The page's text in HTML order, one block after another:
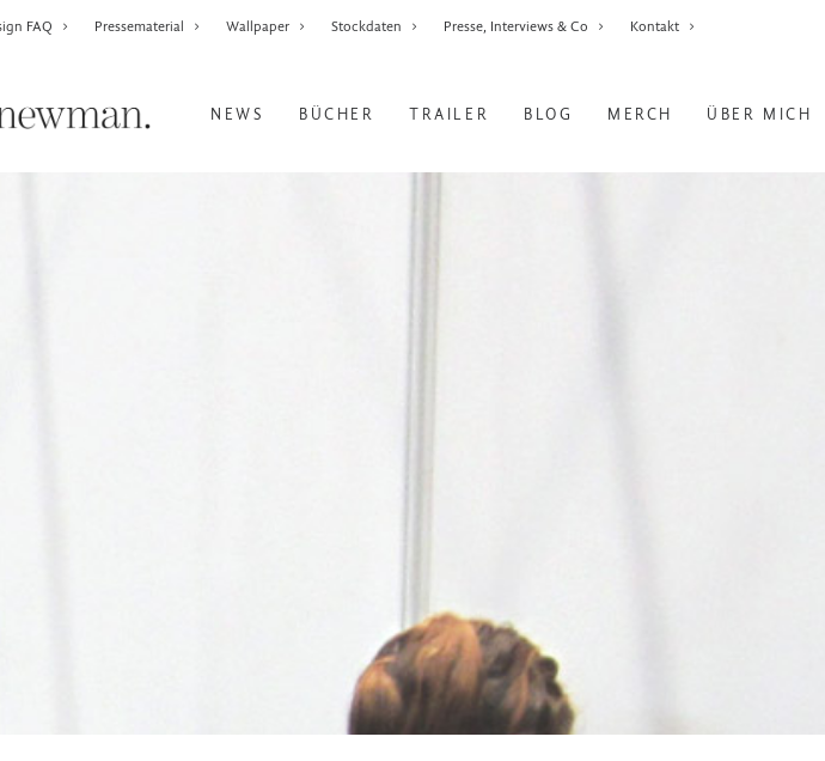
FAQ Pressematerial Wallpaper Stockdaten Presse, Interviews & Co Kontakt
NEWS BÜCHER TRAILER BLOG MERCH ÜBER MICH